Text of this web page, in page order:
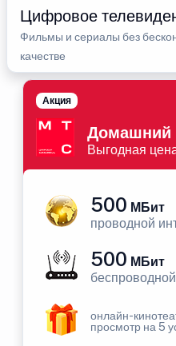
Цифровое
Фильмы и сериалы без
качестве
Домашний
Выгодная
Акция
500 МБит
проводной
500 МБит
онлайн-
просмотр на 5